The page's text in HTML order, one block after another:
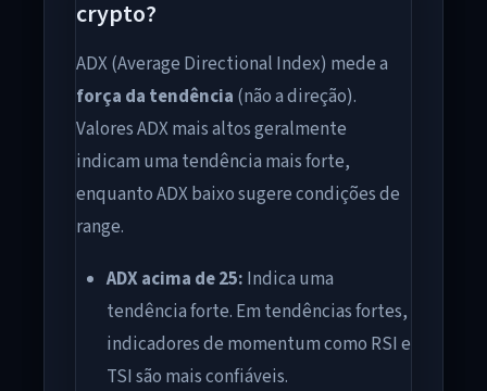
crypto?
ADX (Average Directional Index) mede a
força da tendência (não a direção).
Valores ADX mais altos geralmente
indicam uma tendência mais forte,
enquanto ADX baixo sugere condições de
range.
ADX acima de 25: Indica uma
tendência forte. Em tendências fortes,
indicadores de momentum como RSI e
TSI são mais confiáveis.